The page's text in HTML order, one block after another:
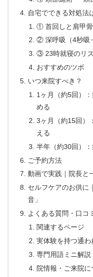
自宅でできる対処法
① 首回しと肩甲骨
② 深呼吸（4秒吸
③ 23時就寝のリ
おすすめのツボ
いつ来院すべき？
1ヶ月（約5回）
める
3ヶ月（約15回）
える
半年（約30回）
ご予約方法
動画で実践｜院長と
セルフケアのお供に
音」
よくある質問・口コ
関連するページ
実体験を持つ通わ
専門用語ミニ解説
院情報・ご来院に